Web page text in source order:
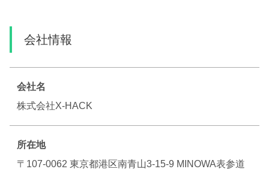
会社情報
会社名
株式会社X-HACK
所在地
〒107-0062 東京都港区南青山3-15-9 MINOWA表参道